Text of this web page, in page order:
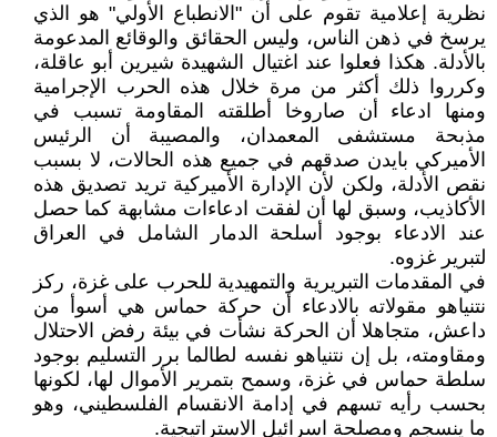
نظرية إعلامية تقوم على أن "الانطباع الأولي" هو الذي
يرسخ في ذهن الناس، وليس الحقائق والوقائع المدعومة
بالأدلة. هكذا فعلوا عند اغتيال الشهيدة شيرين أبو عاقلة،
وكرروا ذلك أكثر من مرة خلال هذه الحرب الإجرامية
ومنها ادعاء أن صاروخا أطلقته المقاومة تسبب في
مذبحة مستشفى المعمدان، والمصيبة أن الرئيس
الأميركي بايدن صدقهم في جميع هذه الحالات، لا بسبب
نقص الأدلة، ولكن لأن الإدارة الأميركية تريد تصديق هذه
الأكاذيب، وسبق لها أن لفقت ادعاءات مشابهة كما حصل
عند الادعاء بوجود أسلحة الدمار الشامل في العراق
لتبرير غزوه.
في المقدمات التبريرية والتمهيدية للحرب على غزة، ركز
نتنياهو مقولاته بالادعاء أن حركة حماس هي أسوأ من
داعش، متجاهلا أن الحركة نشأت في بيئة رفض الاحتلال
ومقاومته، بل إن نتنياهو نفسه لطالما برر التسليم بوجود
سلطة حماس في غزة، وسمح بتمرير الأموال لها، لكونها
بحسب رأيه تسهم في إدامة الانقسام الفلسطيني، وهو
ما ينسجم ومصلحة اسرائيل الاستراتيجية.